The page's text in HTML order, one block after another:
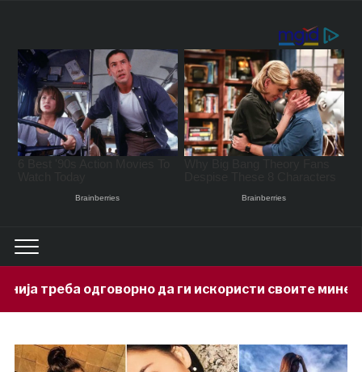
да ги искористи своите минерални богатства